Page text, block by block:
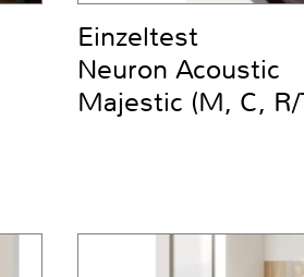
Einzeltest
Neuron Acoustic
Majestic (M, C, R/